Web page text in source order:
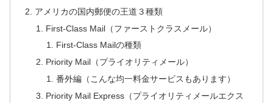
アメリカの国内郵便の王道３種類
First-Class Mail（ファーストクラスメール）
First-Class Mailの種類
Priority Mail（プライオリティメール）
番外編（こんな均一料金サービスもあります）
Priority Mail Express（プライオリティメールエクス